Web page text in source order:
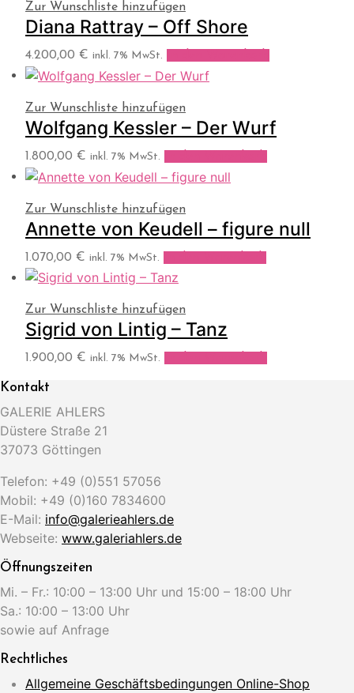
Zur Wunschliste hinzufügen
Diana Rattray – Off Shore
4.200,00 € inkl. 7% MwSt.
Zur Wunschliste hinzufügen
Wolfgang Kessler – Der Wurf
1.800,00 € inkl. 7% MwSt.
Zur Wunschliste hinzufügen
Annette von Keudell – figure null
1.070,00 € inkl. 7% MwSt.
Zur Wunschliste hinzufügen
Sigrid von Lintig – Tanz
1.900,00 € inkl. 7% MwSt.
Kontakt
GALERIE AHLERS
Düstere Straße 21
37073 Göttingen
Telefon: +49 (0)551 57056
Mobil: +49 (0)160 7834600
E-Mail: info@galerieahlers.de
Webseite: www.galeriahlers.de
Öffnungszeiten
Mi. – Fr.: 10:00 – 13:00 Uhr und 15:00 – 18:00 Uhr
Sa.: 10:00 – 13:00 Uhr
sowie auf Anfrage
Rechtliches
Allgemeine Geschäftsbedingungen Online-Shop